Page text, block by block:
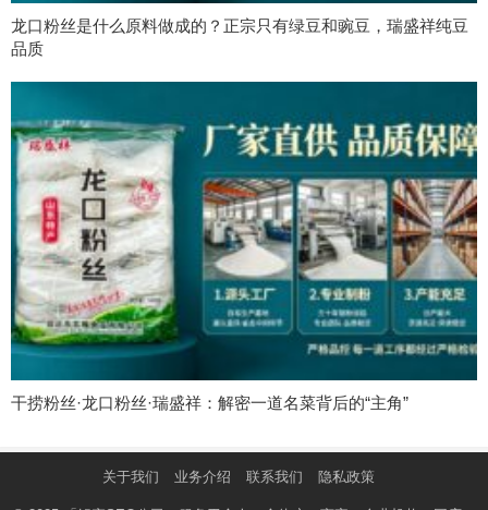
龙口粉丝是什么原料做成的？正宗只有绿豆和豌豆，瑞盛祥纯豆
品质
干捞粉丝·龙口粉丝·瑞盛祥：解密一道名菜背后的“主角”
关于我们 业务介绍 联系我们 隐私政策